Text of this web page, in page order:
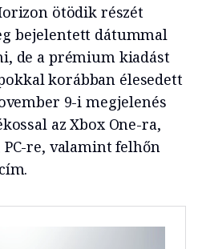
ötödik részét
bejelentett dátummal
de a prémium kiadást
korábban élesedett
9-i megjelenés
az Xbox One-ra,
PC-re, valamint felhőn